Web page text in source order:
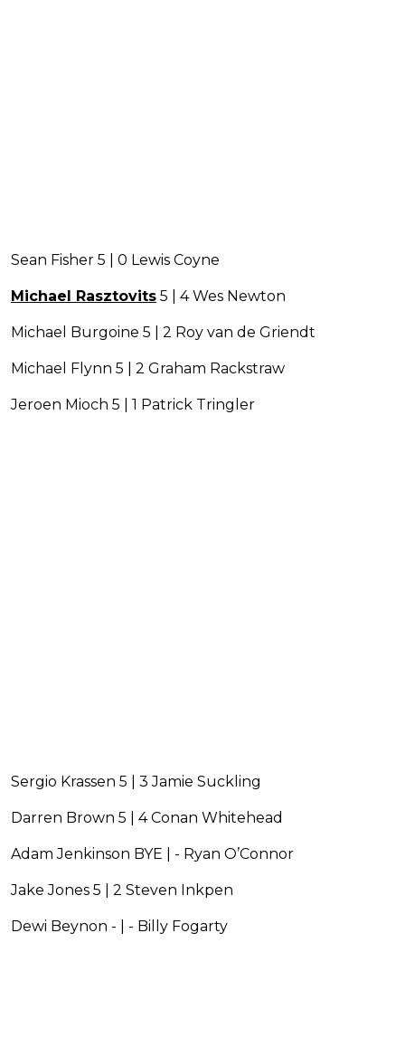
Sean Fisher 5 | 0 Lewis Coyne
Michael Rasztovits 5 | 4 Wes Newton
Michael Burgoine 5 | 2 Roy van de Griendt
Michael Flynn 5 | 2 Graham Rackstraw
Jeroen Mioch 5 | 1 Patrick Tringler
Sergio Krassen 5 | 3 Jamie Suckling
Darren Brown 5 | 4 Conan Whitehead
Adam Jenkinson BYE | - Ryan O’Connor
Jake Jones 5 | 2 Steven Inkpen
Dewi Beynon - | - Billy Fogarty